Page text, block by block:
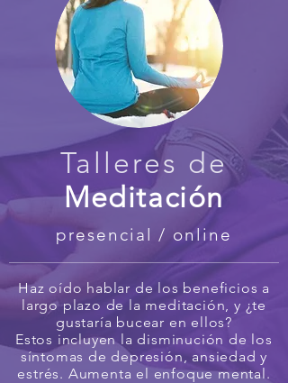
Talleres de
Meditación
presencial / online
Haz oído hablar de los beneficios a
largo plazo de la meditación, y ¿te
gustaría bucear en ellos?
Estos incluyen la disminución de los
síntomas de depresión, ansiedad y
estrés. Aumenta el enfoque mental.